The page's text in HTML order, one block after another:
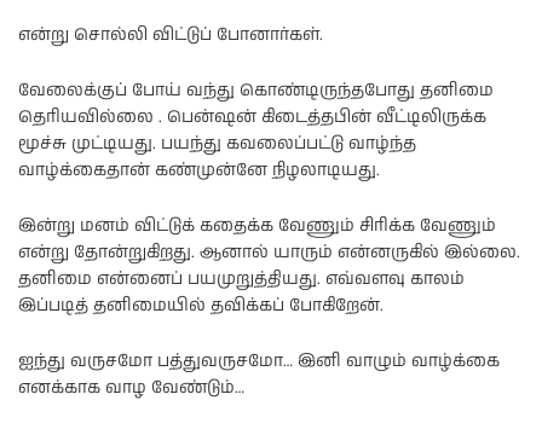
என்று சொல்லி விட்டுப் போனார்கள்.
வேலைக்குப் போய் வந்து கொண்டிருந்தபோது தனிமை
தெரியவில்லை . பென்ஷன் கிடைத்தபின் வீட்டிலிருக்க
மூச்சு முட்டியது. பயந்து கவலைப்பட்டு வாழ்ந்த
வாழ்க்கைதான் கண்முன்னே நிழலாடியது.
இன்று மனம் விட்டுக் கதைக்க வேணும் சிரிக்க வேணும்
என்று தோன்றுகிறது. ஆனால் யாரும் என்னருகில் இல்லை.
தனிமை என்னைப் பயமுறுத்தியது. எவ்வளவு காலம்
இப்படித் தனிமையில் தவிக்கப் போகிறேன்.
ஐந்து வருசமோ பத்துவருசமோ… இனி வாழும் வாழ்க்கை
எனக்காக வாழ வேண்டும்…